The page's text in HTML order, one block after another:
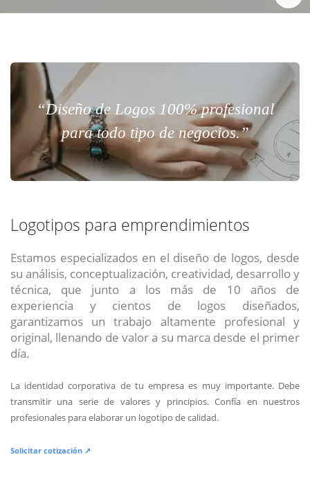
“Diseño de Logos 100% profesional
para todo tipo de negocios.”
Logotipos para emprendimientos
Estamos especializados en el diseño de logos, desde
su análisis, conceptualización, creatividad, desarrollo y
técnica, que junto a los más de 10 años de
experiencia y cientos de logos diseñados,
garantizamos un trabajo altamente profesional y
original, llenando de valor a su marca desde el primer
día.
La identidad corporativa de tu empresa es muy importante. Debe
transmitir una serie de valores y principios. Confía en nuestros
profesionales para elaborar un logotipo de calidad.
Solicitar cotización ↗